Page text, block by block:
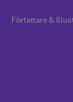
Författare &